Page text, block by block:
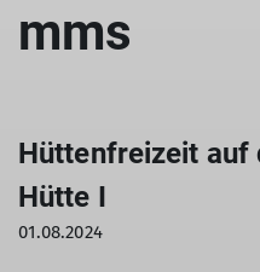
mms
Hüttenfreizeit auf
Hütte I
01.08.2024